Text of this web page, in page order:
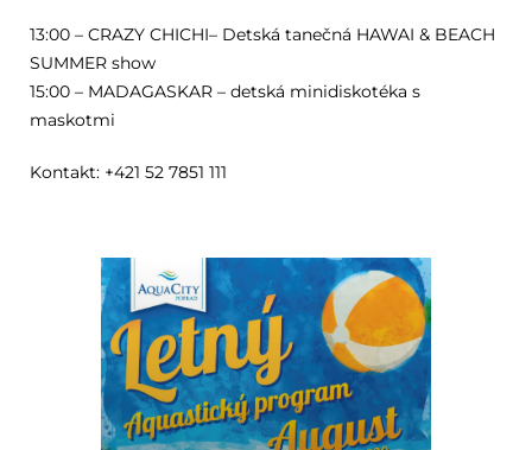
13:00 – CRAZY CHICHI– Detská tanečná HAWAI & BEACH
SUMMER show
15:00 – MADAGASKAR – detská minidiskotéka s
maskotmi
Kontakt: +421 52 7851 111